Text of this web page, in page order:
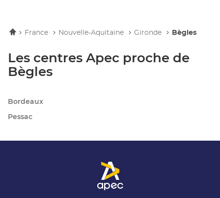
AccueilFrance Nouvelle-Aquitaine Gironde Bègles
Les centres Apec proche de
Bègles
Bordeaux
Pessac